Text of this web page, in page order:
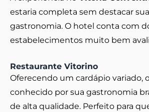
estaria completa sem destacar
gastronomia. O hotel conta com
estabelecimentos muito bem
Restaurante Vitorino
Oferecendo um cardápio variado,
conhecido por sua gastronomia
de alta qualidade. Perfeito para